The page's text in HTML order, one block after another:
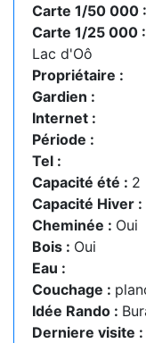
Carte 1/50 000 :
Carte 1/25 000 :
Lac d'Oô
Propriétaire :
Gardien :
Internet :
Période :
Tel :
Capacité été : 2
Capacité Hiver :
Cheminée : Oui
Bois : Oui
Eau :
Couchage :
Idée Rando :
Derniere visite :